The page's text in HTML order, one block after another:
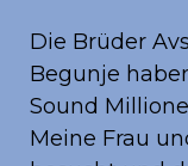
Die Brüder
Begunje
Sound
Meine Frau